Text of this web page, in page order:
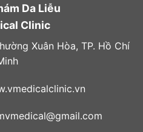
Da Liễu
Clinic
Xuân Hòa, TP. Hồ Chí